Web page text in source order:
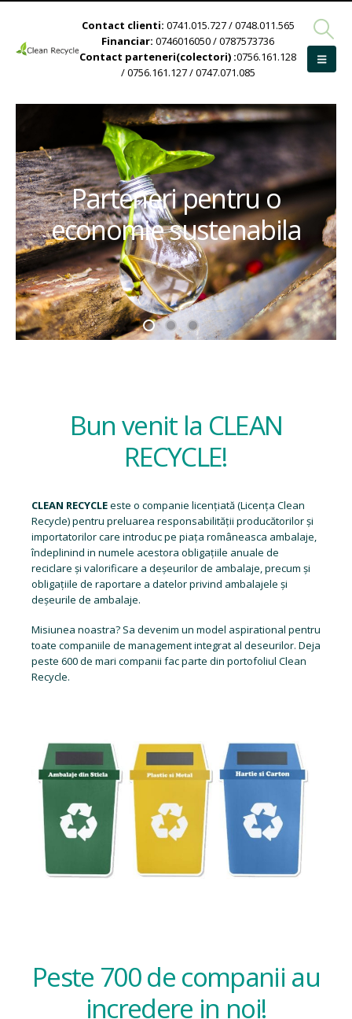
Contact clienti: 0741.015.727 / 0748.011.565
Financiar: 0746016050 / 0787573736
Contact parteneri(colectori) :0756.161.128
/ 0756.161.127 / 0747.071.085
Parteneri pentru o
economie sustenabila
Bun venit la CLEAN
RECYCLE!
CLEAN RECYCLEeste o companie licențiată (Licența Clean
Recycle) pentru preluarea responsabilității producătorilor și
importatorilor care introduc pe piața româneasca ambalaje,
îndeplinind in numele acestora obligațiile anuale de
reciclare și valorificare a deșeurilor de ambalaje, precum și
obligațiile de raportare a datelor privind ambalajele și
deșeurile de ambalaje.
Misiunea noastra? Sa devenim un model aspirational pentru
toate companiile de management integrat al deseurilor. Deja
peste 600 de mari companii fac parte din portofoliul Clean
Recycle.
Peste 700 de companii au
incredere in noi!